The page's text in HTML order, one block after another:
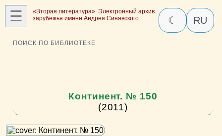
☰
«Вторая литература»: Электронный архив
зарубежья имени Андрея Синявского
☾ RU
ПОИСК ПО БИБЛИОТЕКЕ
Континент. № 150
(2011)